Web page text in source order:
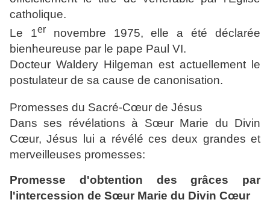
catholique.
Le 1ernovembre 1975, elle a été déclarée
bienheureuse par le pape Paul VI.
Docteur Waldery Hilgeman est actuellement le
postulateur de sa cause de canonisation.
Promesses du Sacré-Cœur de Jésus
Dans ses révélations à Sœur Marie du Divin
Cœur, Jésus lui a révélé ces deux grandes et
merveilleuses promesses:
Promesse d'obtention des grâces par
l'intercession de Sœur Marie du Divin Cœur